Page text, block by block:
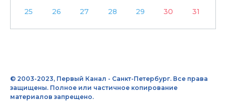
25
26 27 28 29 30 31
© 2003-2023, Первый Канал - Санкт-Петербург. Все права
защищены. Полное или частичное копирование
материалов запрещено.